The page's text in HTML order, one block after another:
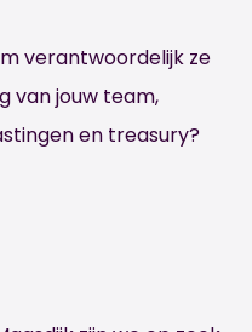
verantwoordelijk ze
van jouw team,
en treasury?